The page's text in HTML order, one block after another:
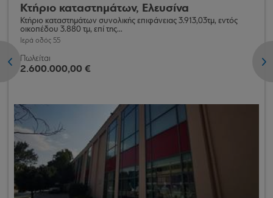
<
Κτήριο καταστημάτων, Ελευσίνα
Κτήριο καταστημάτων συνολικής επιφάνειας 3.913,03τμ, εντός
οικοπέδου 3.880 τμ, επί της...
Ιερά οδός 55
Πωλείται
2.600.000,00 €
>